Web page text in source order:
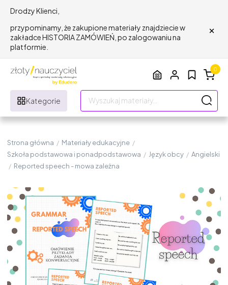
Drodzy Klienci,
przypominamy, że zakupione materiały znajdziecie w
zakładce HISTORIA ZAMÓWIEŃ, po zalogowaniu na
platformie.
×
Kategorie
0
Strona główna / Materiały edukacyjne /
Szkoła podstawowa i ponadpodstawowa / Język obcy / Angielski
/ Reported speech - mowa zależna